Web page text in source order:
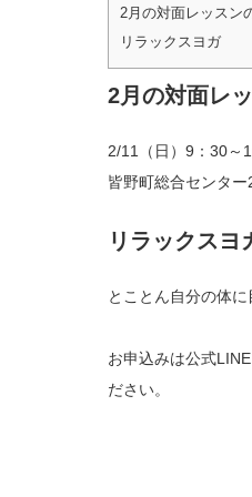
2月の対面レッスン
リラックスヨガ
2月の対面レ
2/11（日）9：30～
皆野町総合センター
リラックスヨ
とことん自分の体
お申込みは公式
ださい。